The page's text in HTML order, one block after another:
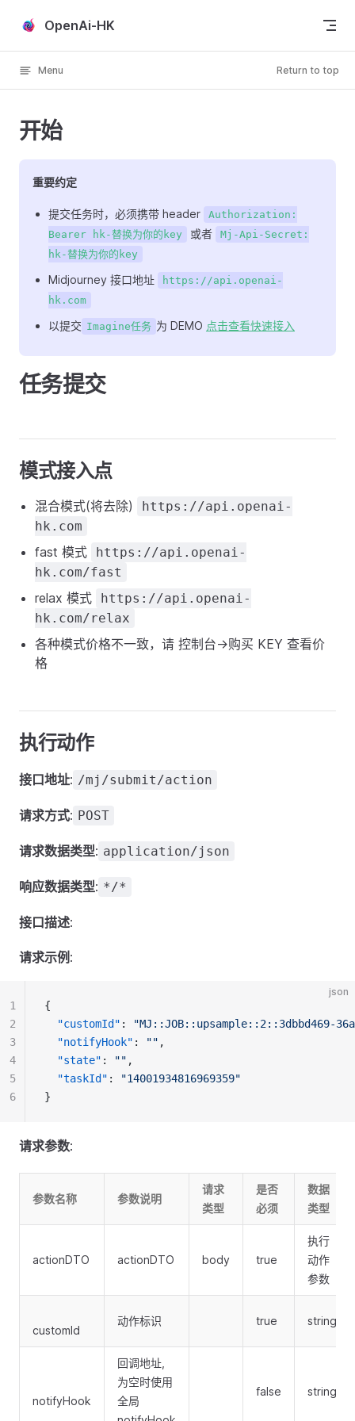
Skip to content
OpenAi-HK
Menu Return to top
开始
重要约定
提交任务时，必须携带 header
Authorization:
Bearer hk-替换为你的key
或者
Mj-Api-Secret:
hk-替换为你的key
Midjourney 接口地址
https://api.openai-
hk.com
以提交 Imagine任务 为 DEMO 点击查看快速接入
任务提交
模式接入点
混合模式(将去除)
https://api.openai-
hk.com
fast 模式
https://api.openai-
hk.com/fast
relax 模式
https://api.openai-
hk.com/relax
各种模式价格不一致，请 控制台->购买 KEY 查看价
格
执行动作
接口地址: /mj/submit/action
请求方式: POST
请求数据类型: application/json
响应数据类型: */*
接口描述:
请求示例 :
json
{
"customId" :
"MJ::JOB::upsample::2::3dbbd469-
"notifyHook" : "" ,
"state" : "" ,
"taskId" :
"14001934816969359"
}
1
2
3
4
5
6
请求参数:
参数名称 参数说明
请求
类型
是否
必须
数据
类型
actionDTO actionDTO body true
执行
动作
参数
customId
动作标识 true string
notifyHook
回调地址,
为空时使用
全局
false string